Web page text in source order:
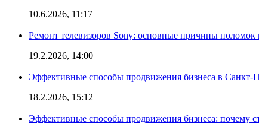
10.6.2026, 11:17
Ремонт телевизоров Sony: основные причины
19.2.2026, 14:00
Эффективные способы продвижения бизнеса в Санкт-
18.2.2026, 15:12
Эффективные способы продвижения бизнеса: почему